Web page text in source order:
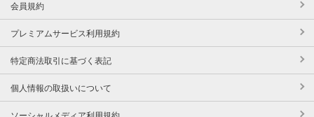
会員規約
プレミアムサービス利用規約
特定商法取引に基づく表記
個人情報の取扱いについて